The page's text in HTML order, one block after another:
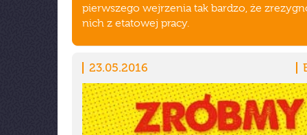
pierwszego wejrzenia tak bardzo, że
nich z etatowej pracy.
23.05.2016